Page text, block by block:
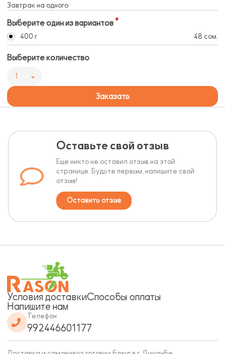
Завтрак на одного
Выберите один из вариантов
400 г 48 сом.
Выберите количество
1
Заказать
Оставьте свой отзыв
Еще никто не оставил отзыв на этой
странице. Будьте первым, напишите свой
отзыв!
Оставить отзыв
Условия доставкиСпособы оплаты
Напишите нам
Телефон
992446601177